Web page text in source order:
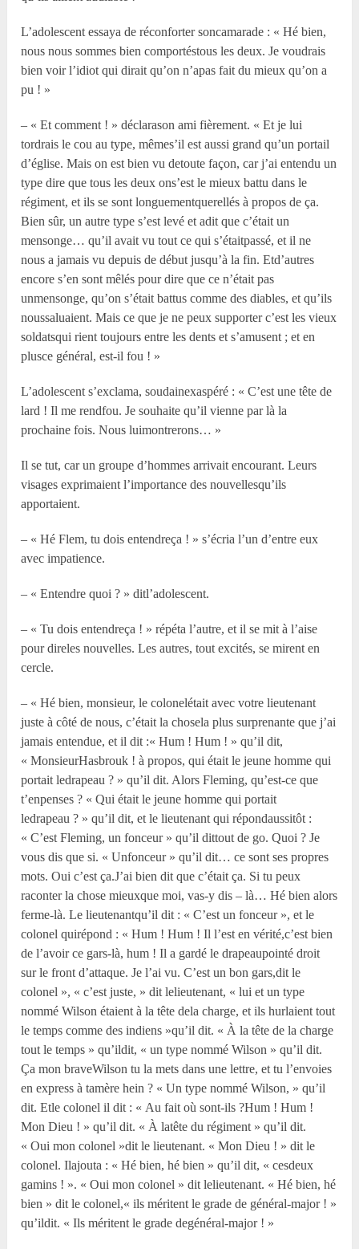
L’adolescent essaya de réconforter soncamarade : « Hé bien,
nous nous sommes bien comportéstous les deux. Je voudrais
bien voir l’idiot qui dirait qu’on n’apas fait du mieux qu’on a
pu ! »
– « Et comment ! » déclarason ami fièrement. « Et je lui
tordrais le cou au type, mêmes’il est aussi grand qu’un portail
d’église. Mais on est bien vu detoute façon, car j’ai entendu un
type dire que tous les deux ons’est le mieux battu dans le
régiment, et ils se sont longuementquerellés à propos de ça.
Bien sûr, un autre type s’est levé et adit que c’était un
mensonge… qu’il avait vu tout ce qui s’étaitpassé, et il ne
nous a jamais vu depuis de début jusqu’à la fin. Etd’autres
encore s’en sont mêlés pour dire que ce n’était pas
unmensonge, qu’on s’était battus comme des diables, et qu’ils
noussaluaient. Mais ce que je ne peux supporter c’est les vieux
soldatsqui rient toujours entre les dents et s’amusent ; et en
plusce général, est-il fou ! »
L’adolescent s’exclama, soudainexaspéré : « C’est une tête de
lard ! Il me rendfou. Je souhaite qu’il vienne par là la
prochaine fois. Nous luimontrerons… »
Il se tut, car un groupe d’hommes arrivait encourant. Leurs
visages exprimaient l’importance des nouvellesqu’ils
apportaient.
– « Hé Flem, tu dois entendreça ! » s’écria l’un d’entre eux
avec impatience.
– « Entendre quoi ? » ditl’adolescent.
– « Tu dois entendreça ! » répéta l’autre, et il se mit à l’aise
pour direles nouvelles. Les autres, tout excités, se mirent en
cercle.
– « Hé bien, monsieur, le colonelétait avec votre lieutenant
juste à côté de nous, c’était la chosela plus surprenante que j’ai
jamais entendue, et il dit :« Hum ! Hum ! » qu’il dit,
« MonsieurHasbrouk ! à propos, qui était le jeune homme qui
portait ledrapeau ? » qu’il dit. Alors Fleming, qu’est-ce que
t’enpenses ? « Qui était le jeune homme qui portait
ledrapeau ? » qu’il dit, et le lieutenant qui répondaussitôt :
« C’est Fleming, un fonceur » qu’il dittout de go. Quoi ? Je
vous dis que si. « Unfonceur » qu’il dit… ce sont ses propres
mots. Oui c’est ça.J’ai bien dit que c’était ça. Si tu peux
raconter la chose mieuxque moi, vas-y dis – là… Hé bien alors
ferme-là. Le lieutenantqu’il dit : « C’est un fonceur », et le
colonel quirépond : « Hum ! Hum ! Il l’est en vérité,c’est bien
de l’avoir ce gars-là, hum ! Il a gardé le drapeaupointé droit
sur le front d’attaque. Je l’ai vu. C’est un bon gars,dit le
colonel », « c’est juste, » dit lelieutenant, « lui et un type
nommé Wilson étaient à la tête dela charge, et ils hurlaient tout
le temps comme des indiens »qu’il dit. « À la tête de la charge
tout le temps » qu’ildit, « un type nommé Wilson » qu’il dit.
Ça mon braveWilson tu la mets dans une lettre, et tu l’envoies
en express à tamère hein ? « Un type nommé Wilson, » qu’il
dit. Etle colonel il dit : « Au fait où sont-ils ?Hum ! Hum !
Mon Dieu ! » qu’il dit. « À latête du régiment » qu’il dit.
« Oui mon colonel »dit le lieutenant. « Mon Dieu ! » dit le
colonel. Ilajouta : « Hé bien, hé bien » qu’il dit, « cesdeux
gamins ! ». « Oui mon colonel » dit lelieutenant. « Hé bien, hé
bien » dit le colonel,« ils méritent le grade de général-major ! »
qu’ildit. « Ils méritent le grade degénéral-major ! »